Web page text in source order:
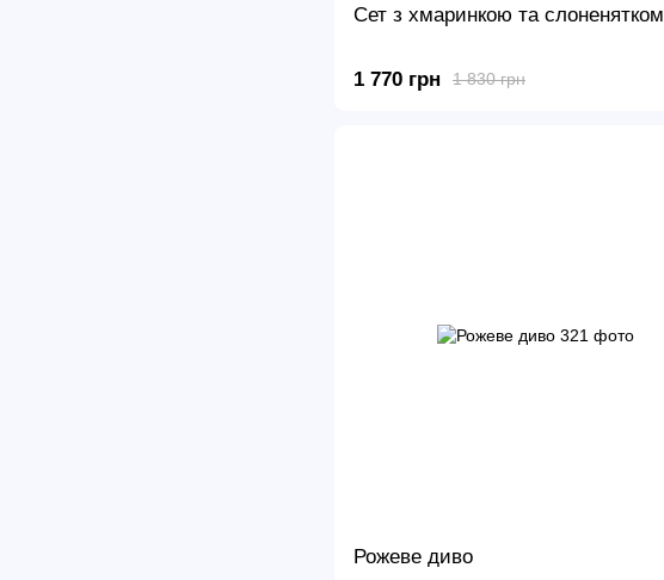
Сет з хмаринкою та слоненятком
1 830 грн
1 770 грн
Рожеве диво